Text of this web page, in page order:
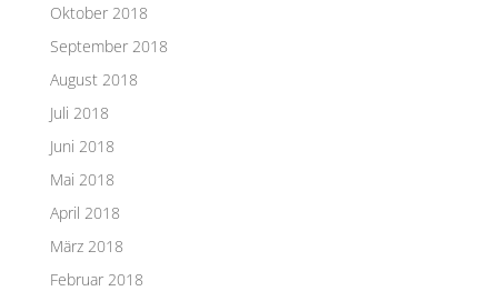
Oktober 2018
September 2018
August 2018
Juli 2018
Juni 2018
Mai 2018
April 2018
März 2018
Februar 2018